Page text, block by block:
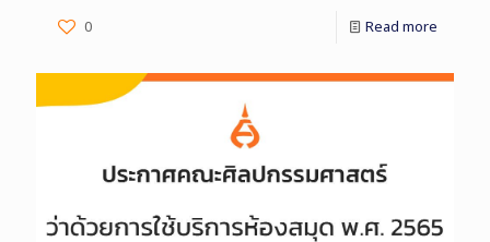
0 Read more